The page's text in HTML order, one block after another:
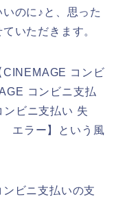
のに♪と、思った
いただきます。
CINEMAGE コンビ
コンビニ支払
ビニ支払い 失
エラー】という風
ビニ支払いの支